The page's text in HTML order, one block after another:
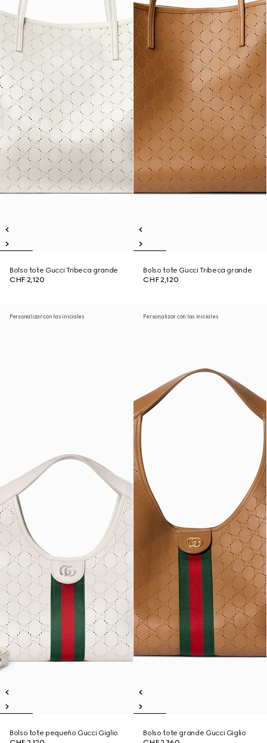
Bolso tote Gucci Tribeca grande
CHF 2,120
Bolso tote Gucci Tribeca grande
CHF 2,120
Personalizar con las iniciales
Bolso tote pequeño Gucci Giglio
Personalizar con las iniciales
Bolso tote grande Gucci Giglio